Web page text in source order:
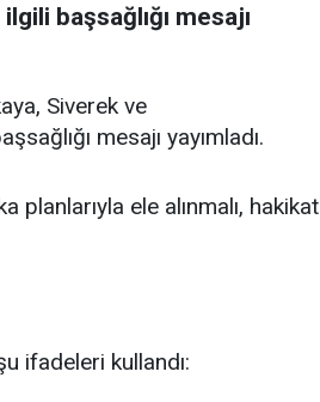
başsağlığı mesajı
Siverek ve
mesajı yayımladı.
planlarıyla ele alınmalı, hakikat
ifadeleri kullandı: